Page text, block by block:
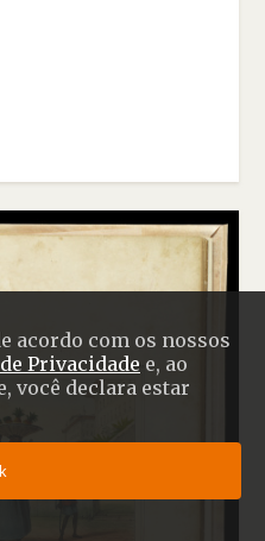
acordo com os nossos
Privacidade e, ao
você declara estar